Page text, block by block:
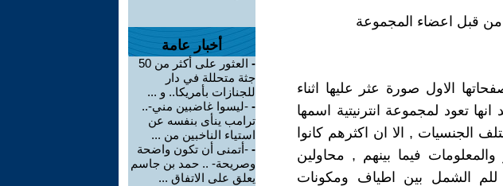
من قبل اعضاء المجموعة
الاول صورة عثر عليها اثناء
انها تعود لمجموعة انترنيتية اسمها
131 عضوا من مختلف الجنسيات , الا ان اكثرهم كانوا
والمعلومات فيما بينهم , محاولين
للم الشمل بين اطياف ومكونات
أخبار عامة
-
العثور على أكثر من 50
جثة متحللة في دار
للجنازات بأمريكا.. و ...
- -ليسوا غاضبين مني-..
ترامب ينأى بنفسه عن
استياء الناخبين من ...
- -أتمنى أن تكون واضحة
وصريحة- .. حمد بن جاسم
يعلق على الاتفاق ...